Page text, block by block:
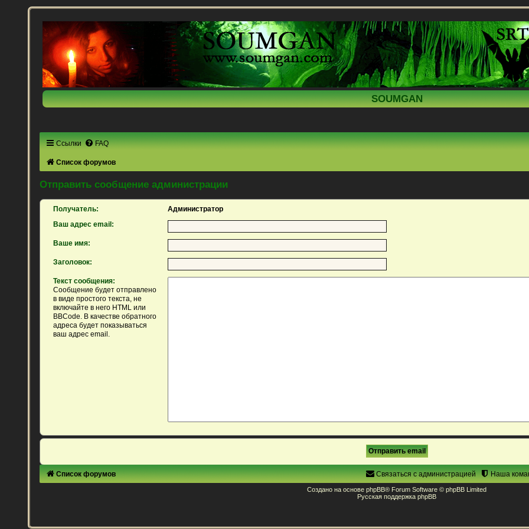
SOUMGAN
Ссылки FAQ
Список форумов
Отправить сообщение администрации
Получатель:
Администратор
Ваш адрес email:
Ваше имя:
Заголовок:
Текст сообщения:
Сообщение будет отправлено
в виде простого текста, не
включайте в него HTML или
BBCode. В качестве обратного
адреса будет показываться
ваш адрес email.
Список форумов Наша
Связаться с администрацией
Создано на основе phpBB® Forum Software © phpBB Limited
Русская поддержка phpBB